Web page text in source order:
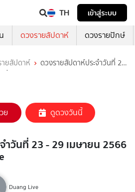
TH
เข้าสู่ระบบ
ดวงรายสัปดาห์ ดวงรายปักษ์
ยสัปดาห์
ดวงรายสัปดาห์ประจำวันที่ 23
อ.อาวุธ แห่งดวงlive
ย ดูดวงวันนี้
ำวันที่ 23 - 29 เมษายน 2566
Duang Live